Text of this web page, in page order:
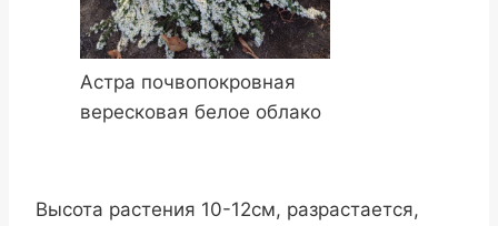
Астра почвопокровная
вересковая белое облако
Высота растения 10-12см, разрастается,